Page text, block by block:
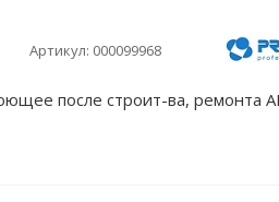
Артикул: 000099968
после строит-ва, ремонта